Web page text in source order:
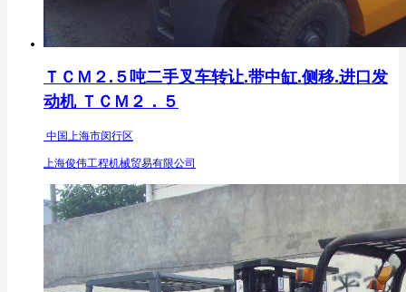
ＴＣＭ２.５吨二手叉车转让.带中缸.侧移.进口发
动机 ＴＣＭ２．５
中国上海市闵行区
上海俊伟工程机械贸易有限公司